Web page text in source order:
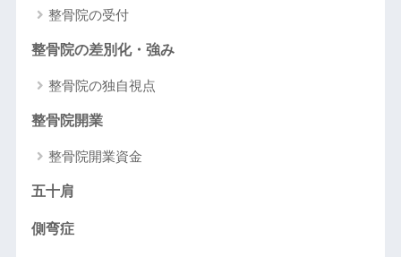
整骨院の受付
整骨院の差別化・強み
整骨院の独自視点
整骨院開業
整骨院開業資金
五十肩
側弯症